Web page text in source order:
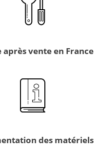
après vente en France
des matériels